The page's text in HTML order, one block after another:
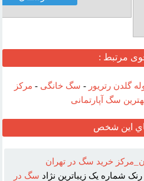
مرتبط :
گلدن رتریور - سگ خانگی - مرکز
سگ آپارتمانی
اين شخص
خريد سگ در تهران
شماره يک زيباترين نژاد سگ در